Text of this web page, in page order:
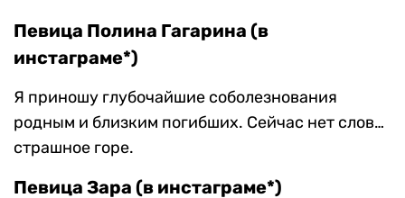
Певица Полина Гагарина (в
инстаграме*)
Я приношу глубочайшие соболезнования
родным и близким погибших. Сейчас нет слов…
страшное горе.
Певица Зара (в инстаграме*)